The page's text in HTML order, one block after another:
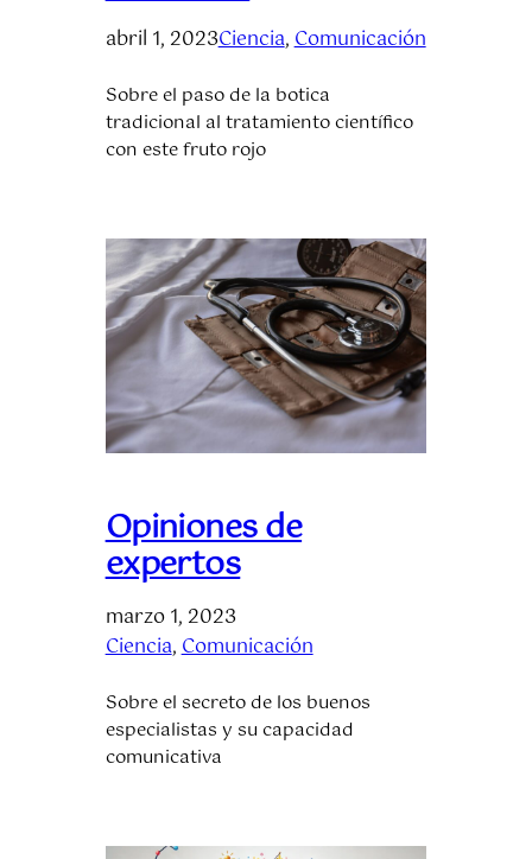
abril 1, 2023Ciencia, Comunicación
Sobre el paso de la botica
tradicional al tratamiento científico
con este fruto rojo
Opiniones de
expertos
marzo 1, 2023
Ciencia, Comunicación
Sobre el secreto de los buenos
especialistas y su capacidad
comunicativa